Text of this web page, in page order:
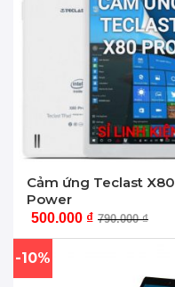
Cảm ứng Teclast X80
Power
790.000₫
500.000 ₫
-10%